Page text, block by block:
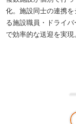
化。施設同士の連携
る施設職員・ドライ
で効率的な送迎を実現